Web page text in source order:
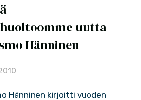
uutta
Hänninen
Hänninen kirjoitti vuoden